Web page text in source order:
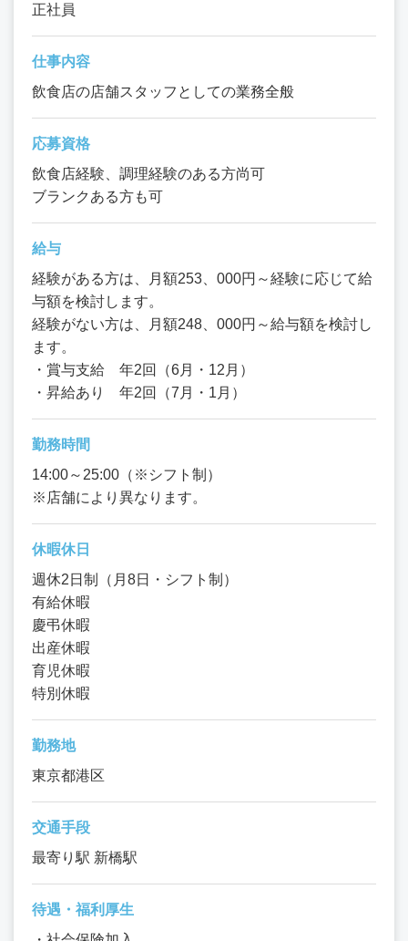
正社員
仕事内容
飲食店の店舗スタッフとしての業務全般
応募資格
飲食店経験、調理経験のある方尚可
ブランクある方も可
給与
経験がある方は、月額253、000円～経験に応じて給
与額を検討します。
経験がない方は、月額248、000円～給与額を検討し
ます。
・賞与支給 年2回（6月・12月）
・昇給あり 年2回（7月・1月）
勤務時間
14:00～25:00（※シフト制）
※店舗により異なります。
休暇休日
週休2日制（月8日・シフト制）
有給休暇
慶弔休暇
出産休暇
育児休暇
特別休暇
勤務地
東京都港区
交通手段
最寄り駅 新橋駅
待遇・福利厚生